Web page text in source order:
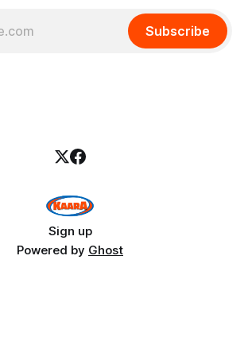
Subscribe
Sign up
Powered by Ghost